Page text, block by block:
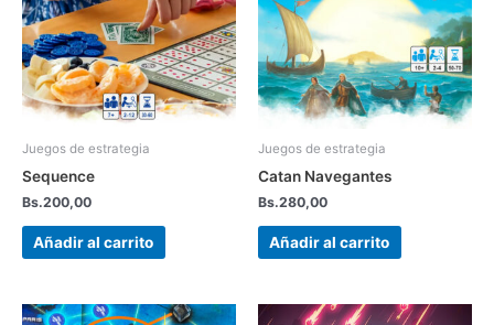
Juegos de estrategia
Sequence
Bs.200,00
Añadir al carrito
Juegos de estrategia
Catan Navegantes
Bs.280,00
Añadir al carrito